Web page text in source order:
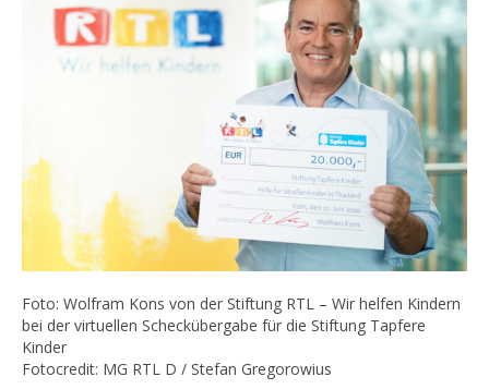
Foto: Wolfram Kons von der Stiftung RTL – Wir helfen Kindern
bei der virtuellen Scheckübergabe für die Stiftung Tapfere
Kinder
Fotocredit: MG RTL D / Stefan Gregorowius